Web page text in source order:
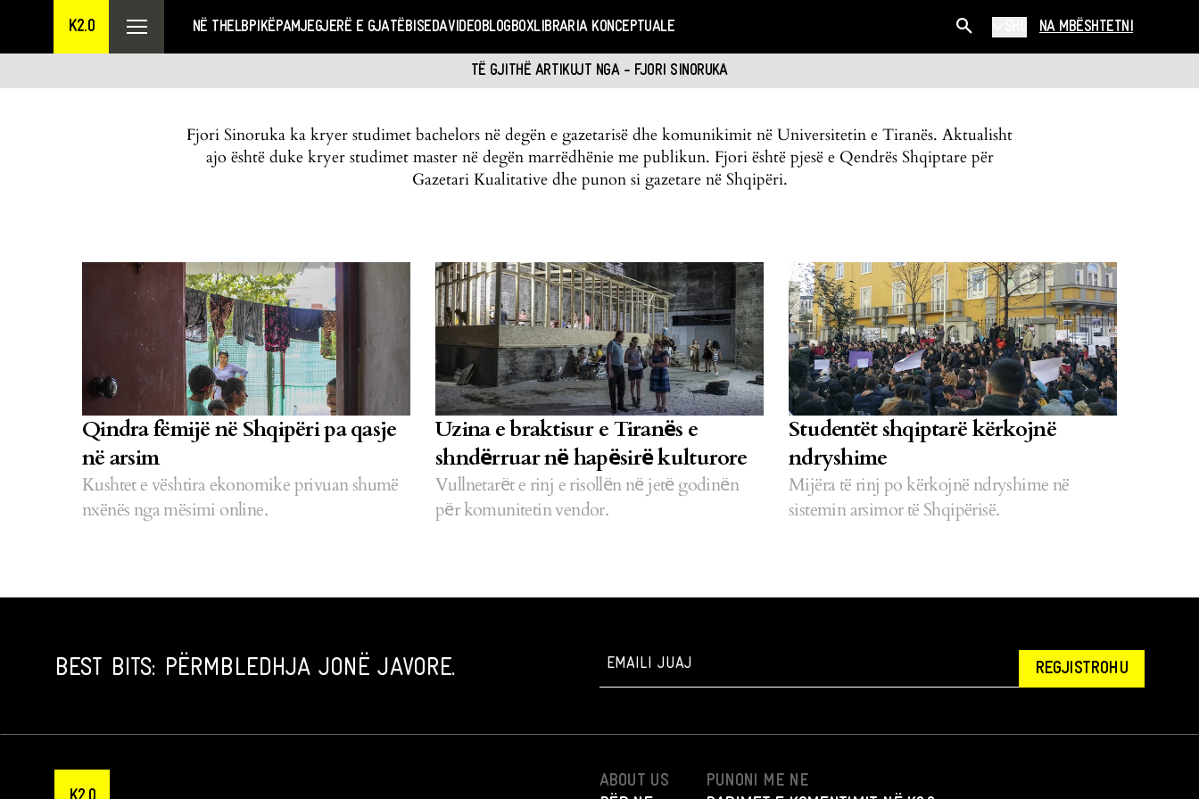
K2.0 NË THELBPIKËPAMJEGJERË E GJATËBISEDAVIDEOBLOGBOXLIBRARIA KONCEPTUALE NA MBËSHTETNI
TË GJITHË ARTIKUJT NGA - FJORI SINORUKA
Fjori Sinoruka ka kryer studimet bachelors në degën e gazetarisë dhe komunikimit në Universitetin e Tiranës. Aktualisht
ajo është duke kryer studimet master në degën marrëdhënie me publikun. Fjori është pjesë e Qendrës Shqiptare për
Gazetari Kualitative dhe punon si gazetare në Shqipëri.
Qindra fëmijë në Shqipëri pa qasje
në arsim
Kushtet e vështira ekonomike privuan shumë
nxënës nga mësimi online.
Uzina e braktisur e Tiranёs e
shndёrruar nё hapёsirё kulturore
Vullnetarёt e rinj e risollёn nё jetё godinёn
pёr komunitetin vendor.
Studentët shqiptarë kërkojnë
ndryshime
Mijëra të rinj po kërkojnë ndryshime në
sistemin arsimor të Shqipërisë.
BEST BITS: PËRMBLEDHJA JONË JAVORE. REGJISTROHU
ABOUT US PUNONI ME NE